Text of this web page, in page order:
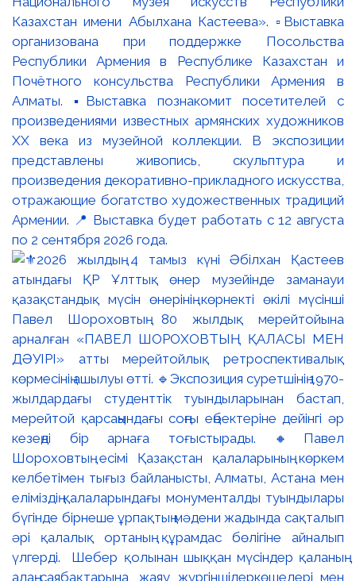
Казахстан имени Абылхана Кастеева». ▫️Выставка
организована при поддержке Посольства
Республики Армения в Республике Казахстан и
Почётного консульства Республики Армения в
Алматы. ▪️Выставка познакомит посетителей с
произведениями известных армянских художников
XX века из музейной коллекции. В экспозиции
представлены живопись, скульптура и
произведения декоративно-прикладного искусства,
отражающие богатство художественных традиций
Армении. 📍 Выставка будет работать с 12 августа
по 2 сентября 2026 года.